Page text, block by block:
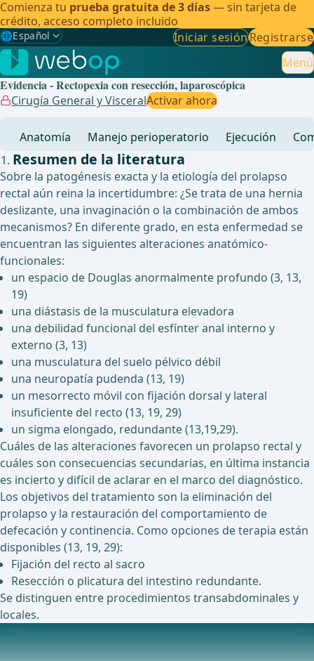
Comienza tu prueba gratuita de 3 días— sin tarjeta de
crédito, acceso completo incluido
🌐Español
Gewählte Sprache: Español
🇩🇪 Alemán
🇬🇧Inglés
🇧🇷
Iniciar sesiónRegistrarse
Menú
Evidencia - Rectopexia con resección, laparoscópica
Cirugía General y VisceralActivar ahora
Anatomía Manejo perioperatorio Ejecución
Resumen de la literatura
Sobre la patogénesis exacta y la etiología del prolapso
rectal aún reina la incertidumbre: ¿Se trata de una hernia
deslizante, una invaginación o la combinación de ambos
mecanismos? En diferente grado, en esta enfermedad se
encuentran las siguientes alteraciones anatómico-
funcionales:
un espacio de Douglas anormalmente profundo (3, 13,
19)
una diástasis de la musculatura elevadora
una debilidad funcional del esfínter anal interno y
externo (3, 13)
una musculatura del suelo pélvico débil
una neuropatía pudenda (13, 19)
un mesorrecto móvil con fijación dorsal y lateral
insuficiente del recto (13, 19, 29)
un sigma elongado, redundante (13,19,29).
Cuáles de las alteraciones favorecen un prolapso rectal y
cuáles son consecuencias secundarias, en última instancia
es incierto y difícil de aclarar en el marco del diagnóstico.
Los objetivos del tratamiento son la eliminación del
prolapso y la restauración del comportamiento de
defecación y continencia. Como opciones de terapia están
disponibles (13, 19, 29):
Fijación del recto al sacro
Resección o plicatura del intestino redundante.
Se distinguen entre procedimientos transabdominales y
locales.
Procedimientos transabdominales (Laparotomía,
Laparoscopia)